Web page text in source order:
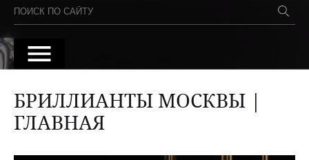
БРИЛЛИАНТЫ МОСКВЫ |
ГЛАВНАЯ